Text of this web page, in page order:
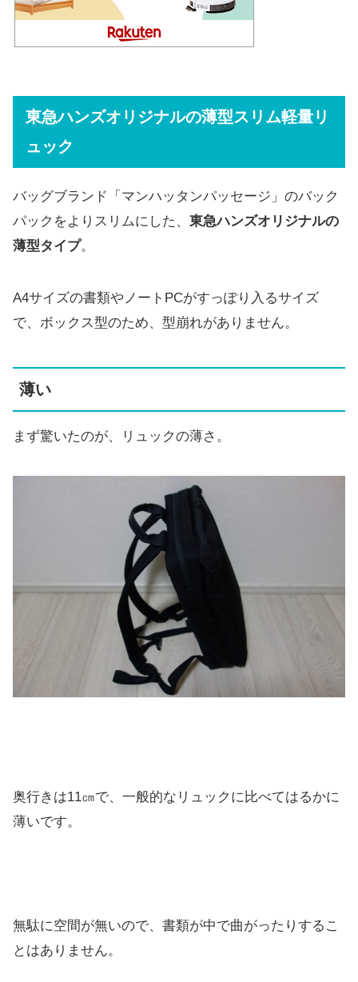
東急ハンズオリジナルの薄型スリム軽量リ
ュック
バッグブランド「マンハッタンパッセージ」のバック
パックをよりスリムにした、 東急ハンズオリジナルの
薄型タイプ。
A4サイズの書類やノートPCがすっぽり入るサイズ
で、ボックス型のため、型崩れがありません。
薄い
まず驚いたのが、リュックの薄さ。
奥行きは11㎝で、一般的なリュックに比べてはるかに
薄いです。
無駄に空間が無いので、書類が中で曲がったりするこ
とはありません。